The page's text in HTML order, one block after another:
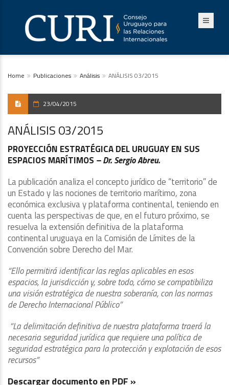
Home Publicaciones Análisis ANÁLISIS 03/2015
23/04/2015
ANÁLISIS 03/2015
PROYECCIÓN ESTRATÉGICA DEL URUGUAY EN SUS
ESPACIOS MARÍTIMOS –Dr. Sergio Abreu.
La publicación analiza el concepto jurídico de “territorio” de
un Estado y las nociones de territorio marítimo, zona
económica exclusiva y plataforma continental, teniendo en
cuenta las perspectivas de que, en el futuro próximo, se
resuelva la extensión definitiva de la plataforma
continental uruguaya en la Comisión de Límites de la
Convención sobre Derecho del Mar.
“Ello permitirá identificar las reglas aplicables en esos
espacios, la jurisdicción y, sobre todo, cómo se compatibiliza
una visión estratégica de nuestra soberanía, con las normas
de Derecho Internacional Público”
“La delimitación definitiva de nuestra plataforma traerá la
necesaria seguridad jurídica que requiere una política de
seguridad estratégica para la protección y explotación de esos
recursos”
Descargar documento en PDF »